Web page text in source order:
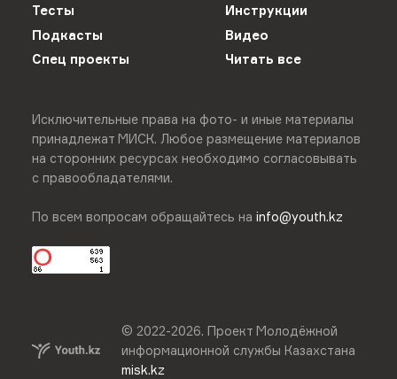
Тесты
Инструкции
Подкасты
Видео
Спец проекты
Читать все
Исключительные права на фото- и иные материалы
принадлежат МИСК. Любое размещение материалов
на сторонних ресурсах необходимо согласовывать
с правообладателями.
По всем вопросам обращайтесь на info@youth.kz
© 2022-2026.Проект Молодёжной
информационной службы Казахстана
misk.kz